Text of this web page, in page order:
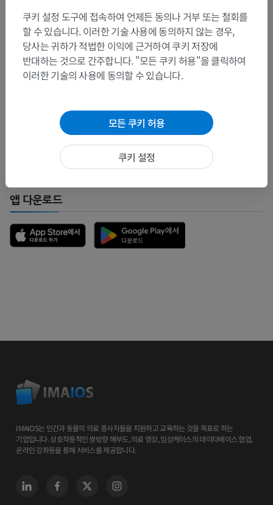
번역
수정이나, 번역 또는 콘텐츠 개선에 제안이 있으면 언제든
연락 주세요.
문제 보고
앱 다운로드
IMAIOS는 인간과 동물의 의료 종사자들을 지원하고 교육하는 것을 목표로 하는
기업입니다. 상호작용적인 쌍방향 해부도, 의료 영상, 임상케이스의 데이타베이스 협업,
온라인 강좌등을 통해 서비스를 제공합니다.
쿠키 설정 도구에 접속하여 언제든 동의나 거부 또는 철회를
할 수 있습니다. 이러한 기술 사용에 동의하지 않는 경우,
당사는 귀하가 적법한 이익에 근거하여 쿠키 저장에
반대하는 것으로 간주합니다. "모든 쿠키 허용"을 클릭하여
이러한 기술의 사용에 동의할 수 있습니다.
모든 쿠키 허용
쿠키 설정